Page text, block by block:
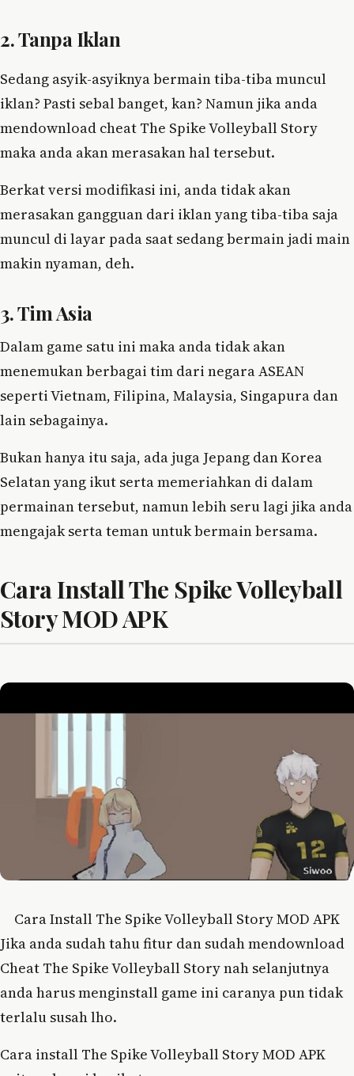
2. Tanpa Iklan
Sedang asyik-asyiknya bermain tiba-tiba muncul
iklan? Pasti sebal banget, kan? Namun jika anda
mendownload cheat The Spike Volleyball Story
maka anda akan merasakan hal tersebut.
Berkat versi modifikasi ini, anda tidak akan
merasakan gangguan dari iklan yang tiba-tiba saja
muncul di layar pada saat sedang bermain jadi main
makin nyaman, deh.
3. Tim Asia
Dalam game satu ini maka anda tidak akan
menemukan berbagai tim dari negara ASEAN
seperti Vietnam, Filipina, Malaysia, Singapura dan
lain sebagainya.
Bukan hanya itu saja, ada juga Jepang dan Korea
Selatan yang ikut serta memeriahkan di dalam
permainan tersebut, namun lebih seru lagi jika anda
mengajak serta teman untuk bermain bersama.
Cara Install The Spike Volleyball
Story MOD APK
Cara Install The Spike Volleyball Story MOD APK
Jika anda sudah tahu fitur dan sudah mendownload
Cheat The Spike Volleyball Story nah selanjutnya
anda harus menginstall game ini caranya pun tidak
terlalu susah lho.
Cara install The Spike Volleyball Story MOD APK